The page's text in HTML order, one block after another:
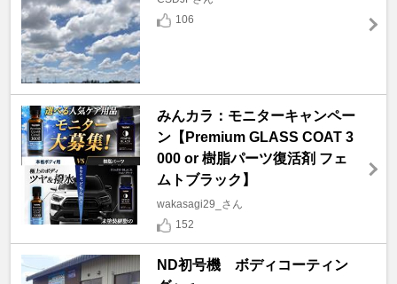
106
みんカラ：モニターキャンペー
ン【Premium GLASS COAT 3
000 or 樹脂パーツ復活剤 フェ
ムトブラック】
wakasagi29_さん
152
ND初号機 ボディコーティン